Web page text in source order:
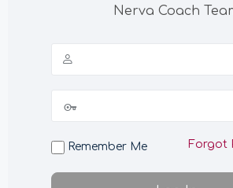
Nerva Coach
Remember Me Forgot